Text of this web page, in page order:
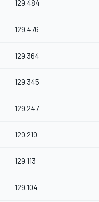
129.484
129.476
129.364
129.345
129.247
129.219
129.113
129.104